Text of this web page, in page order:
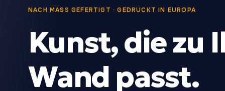
Landschaft & Natur 429 Botanik &
Abstrakt 329 Tiere &
Stadtbild & Architektur
Porträt & Figur 164 Essen &
NACH MASS GEFERTIGT · GEDRUCKT IN EUROPA
Kunst, die zu
Wand passt.